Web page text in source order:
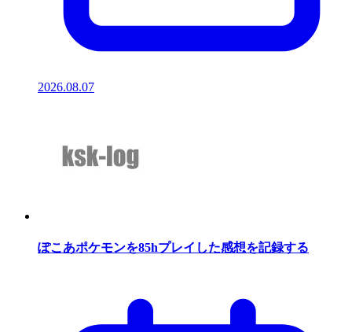
2026.08.07
ぽこあポケモンを85hプレイした感想を記録する